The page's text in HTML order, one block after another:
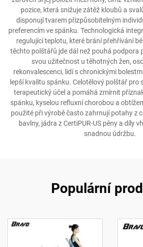
pozice, která snižuje zátěž kloubů a
disponují tvarem přizpůsobitelným
preferencím ve spánku. Technologická
regulující teplotu, které brání přehřívání
těchto polštářů jde dál než pouhá podpora
svou užitečnost u těhotných žen,
rekonvalescenci, lidí s chronickými
lepší kvalitu spánku. Celotělový polštář pro
terapeutický účel a pomáhá zmírnit
spánku, kyselou refluxní chorobou a
použité při výrobě často zahrnují potahy z
bavlny, jádra z CertiPUR-US pěny a díly
snadnou údržbu.
Populární